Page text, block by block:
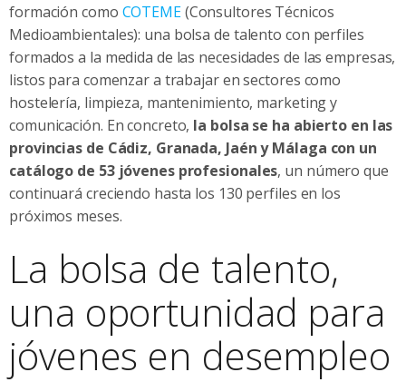
formación como COTEME(Consultores Técnicos
Medioambientales): una bolsa de talento con perfiles
formados a la medida de las necesidades de las empresas,
listos para comenzar a trabajar en sectores como
hostelería, limpieza, mantenimiento, marketing y
comunicación. En concreto, la bolsa se ha abierto en las
provincias de Cádiz, Granada, Jaén y Málaga con un
catálogo de 53 jóvenes profesionales, un número que
continuará creciendo hasta los 130 perfiles en los
próximos meses.
La bolsa de talento,
una oportunidad para
jóvenes en desempleo